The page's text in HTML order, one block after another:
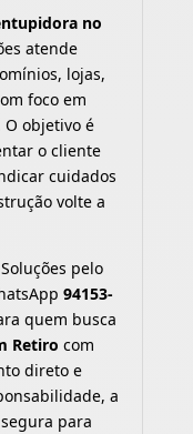
no
atende
lojas,
foco em
objetivo é
o cliente
cuidados
volte a
pelo
94153-
quem busca
Retiro com
direto e
a
para